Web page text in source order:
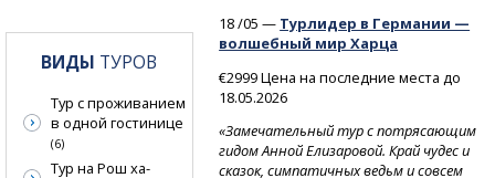
18 /05 — Турлидер в Германии —
волшебный мир Харца
€2999 Цена на последние места до
18.05.2026
«Замечательный тур с потрясающим
гидом Анной Елизаровой. Край чудес и
сказок, симпатичных ведьм и совсем
ВИДЫ ТУРОВ
Тур с проживанием
в одной гостинице
(6)
Тур на Рош ха-